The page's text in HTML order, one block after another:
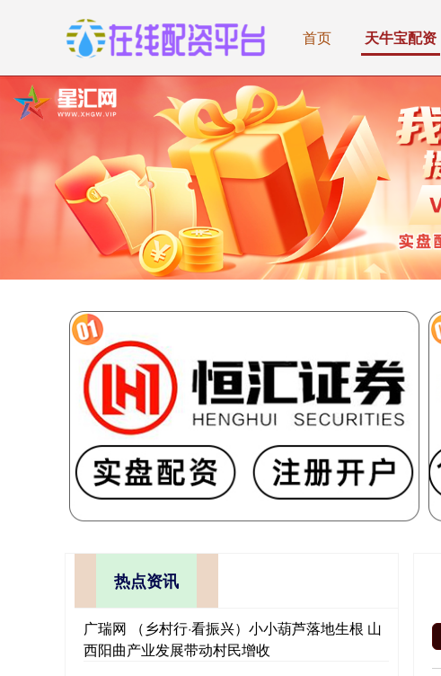
首页 天牛宝配资
热点资讯
广瑞网 （乡村行·看振兴）小小葫芦落地生根 山
西阳曲产业发展带动村民增收